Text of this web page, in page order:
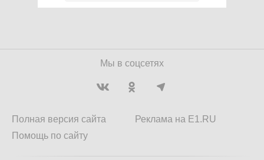
Мы в соцсетях
Полная версия сайта
Помощь по сайту
Реклама на E1.RU